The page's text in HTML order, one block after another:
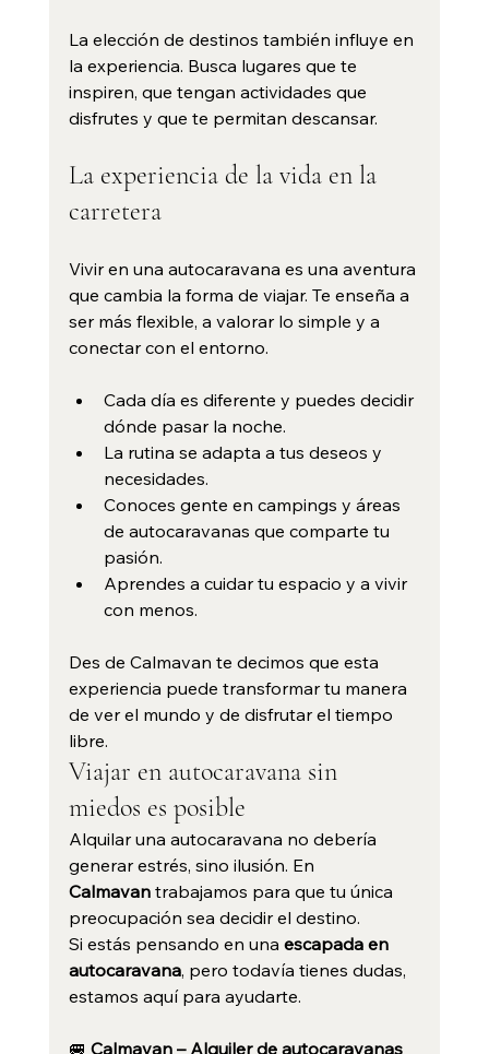
La elección de destinos también influye en
la experiencia. Busca lugares que te
inspiren, que tengan actividades que
disfrutes y que te permitan descansar.
La experiencia de la vida en la
carretera
Vivir en una autocaravana es una aventura
que cambia la forma de viajar. Te enseña a
ser más flexible, a valorar lo simple y a
conectar con el entorno.
Cada día es diferente y puedes decidir
dónde pasar la noche.
La rutina se adapta a tus deseos y
necesidades.
Conoces gente en campings y áreas
de autocaravanas que comparte tu
pasión.
Aprendes a cuidar tu espacio y a vivir
con menos.
Des de Calmavan te decimos que esta
experiencia puede transformar tu manera
de ver el mundo y de disfrutar el tiempo
libre.
Viajar en autocaravana sin
miedos es posible
Alquilar una autocaravana no debería
generar estrés, sino ilusión. En
Calmavan trabajamos para que tu única
preocupación sea decidir el destino.
Si estás pensando en una escapada en
autocaravana, pero todavía tienes dudas,
estamos aquí para ayudarte.
🚐 Calmavan – Alquiler de autocaravanas